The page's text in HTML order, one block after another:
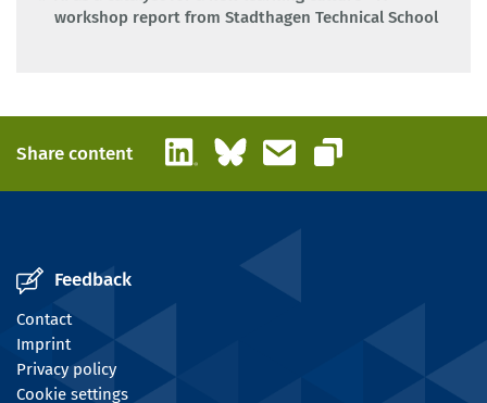
workshop report from Stadthagen Technical School
Share content LinkedInBlueskyEmail
Copy link
Feedback
Contact
Imprint
Privacy policy
Cookie settings